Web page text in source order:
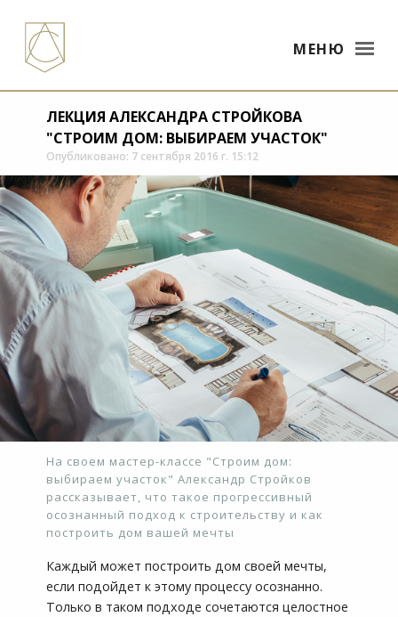
МЕНЮ
ЛЕКЦИЯ АЛЕКСАНДРА СТРОЙКОВА
"СТРОИМ ДОМ: ВЫБИРАЕМ УЧАСТОК"
Опубликовано: 7 сентября 2016 г. 15:12
На своем мастер-классе "Строим дом:
выбираем участок" Александр Стройков
рассказывает, что такое прогрессивный
осознанный подход к строительству и как
построить дом вашей мечты
Каждый может построить дом своей мечты,
если подойдет к этому процессу осознанно.
Только в таком подходе сочетаются целостное